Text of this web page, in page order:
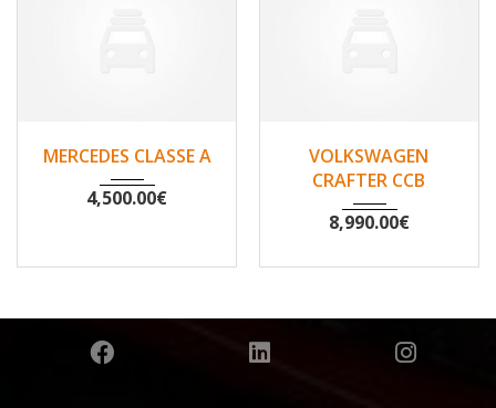
148500
MERCEDES CLASSE A
4,500.00€
200530
VOLKSWAGEN
CRAFTER CCB
8,990.00€